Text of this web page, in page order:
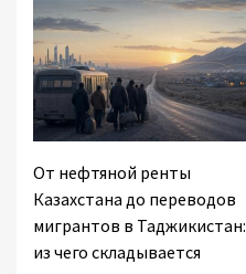
От нефтяной ренты
Казахстана до переводов
мигрантов в Таджикистан:
из чего складывается